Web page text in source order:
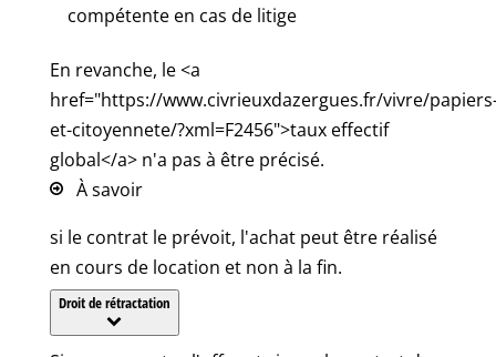
compétente en cas de litige
En revanche, le <a
href="https://www.civrieuxdazergues.fr/vivre/
et-citoyennete/?xml=F2456">taux effectif
global</a> n'a pas à être précisé.
À savoir
si le contrat le prévoit, l'achat peut être réalisé
en cours de location et non à la fin.
Droit de rétractation